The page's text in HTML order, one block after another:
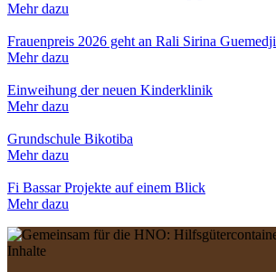
Mehr dazu
Frauenpreis 2026 geht an Rali Sirina Guemedji
Mehr dazu
Einweihung der neuen Kinderklinik
Mehr dazu
Grundschule Bikotiba
Mehr dazu
Fi Bassar Projekte auf einem Blick
Mehr dazu
Inhalte